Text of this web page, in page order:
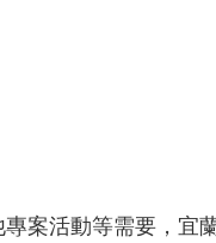
案活動等需要，宜